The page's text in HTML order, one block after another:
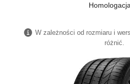
W zależności od rozmiaru i
różnić.